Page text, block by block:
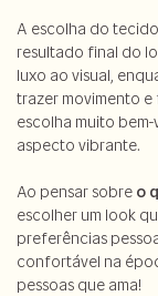
A escolha do
resultado final do
luxo ao visual,
trazer movimento e
escolha muito
aspecto vibrante.
Ao pensar sobre o
escolher um look
preferências
confortável na
pessoas que ama!